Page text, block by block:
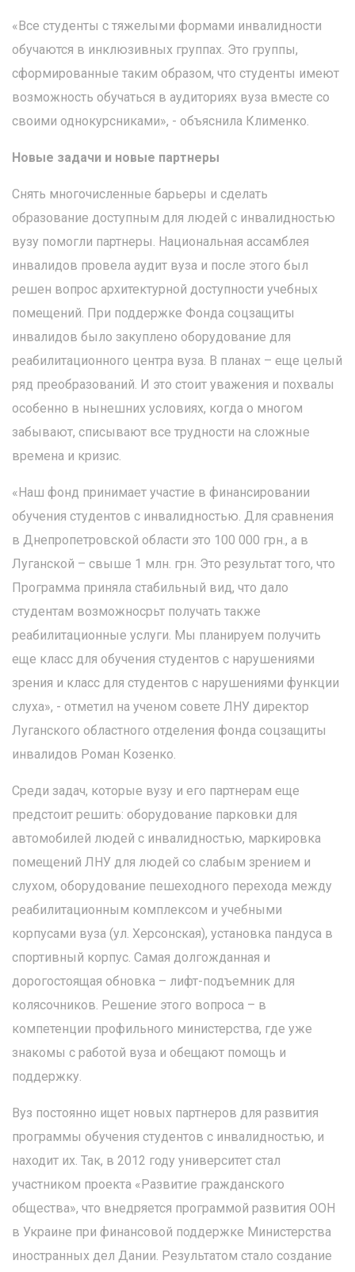
«Все студенты с тяжелыми формами инвалидности
обучаются в инклюзивных группах. Это группы,
сформированные таким образом, что студенты имеют
возможность обучаться в аудиториях вуза вместе со
своими однокурсниками», - объяснила Клименко.
Новые задачи и новые партнеры
Снять многочисленные барьеры и сделать
образование доступным для людей с инвалидностью
вузу помогли партнеры. Национальная ассамблея
инвалидов провела аудит вуза и после этого был
решен вопрос архитектурной доступности учебных
помещений. При поддержке Фонда соцзащиты
инвалидов было закуплено оборудование для
реабилитационного центра вуза. В планах – еще целый
ряд преобразований. И это стоит уважения и похвалы
особенно в нынешних условиях, когда о многом
забывают, списывают все трудности на сложные
времена и кризис.
«Наш фонд принимает участие в финансировании
обучения студентов с инвалидностью. Для сравнения
в Днепропетровской области это 100 000 грн., а в
Луганской – свыше 1 млн. грн. Это результат того, что
Программа приняла стабильный вид, что дало
студентам возможносрьт получать также
реабилитационные услуги. Мы планируем получить
еще класс для обучения студентов с нарушениями
зрения и класс для студентов с нарушениями функции
слуха», - отметил на ученом совете ЛНУ директор
Луганского областного отделения фонда соцзащиты
инвалидов Роман Козенко.
Среди задач, которые вузу и его партнерам еще
предстоит решить: оборудование парковки для
автомобилей людей с инвалидностью, маркировка
помещений ЛНУ для людей со слабым зрением и
слухом, оборудование пешеходного перехода между
реабилитационным комплексом и учебными
корпусами вуза (ул. Херсонская), установка пандуса в
спортивный корпус. Самая долгожданная и
дорогостоящая обновка – лифт-подъемник для
колясочников. Решение этого вопроса – в
компетенции профильного министерства, где уже
знакомы с работой вуза и обещают помощь и
поддержку.
Вуз постоянно ищет новых партнеров для развития
программы обучения студентов с инвалидностью, и
находит их. Так, в 2012 году университет стал
участником проекта «Развитие гражданского
общества», что внедряется программой развития ООН
в Украине при финансовой поддержке Министерства
иностранных дел Дании. Результатом стало создание